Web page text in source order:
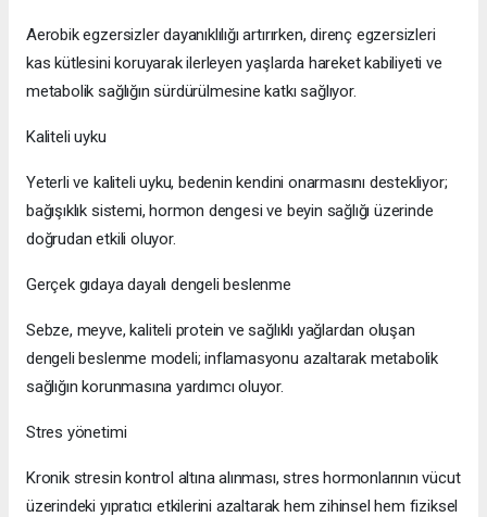
Aerobik egzersizler dayanıklılığı artırırken, direnç egzersizleri
kas kütlesini koruyarak ilerleyen yaşlarda hareket kabiliyeti ve
metabolik sağlığın sürdürülmesine katkı sağlıyor.
Kaliteli uyku
Yeterli ve kaliteli uyku, bedenin kendini onarmasını destekliyor;
bağışıklık sistemi, hormon dengesi ve beyin sağlığı üzerinde
doğrudan etkili oluyor.
Gerçek gıdaya dayalı dengeli beslenme
Sebze, meyve, kaliteli protein ve sağlıklı yağlardan oluşan
dengeli beslenme modeli; inflamasyonu azaltarak metabolik
sağlığın korunmasına yardımcı oluyor.
Stres yönetimi
Kronik stresin kontrol altına alınması, stres hormonlarının vücut
üzerindeki yıpratıcı etkilerini azaltarak hem zihinsel hem fiziksel